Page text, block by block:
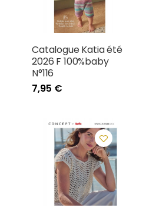
Catalogue Katia été
2026 F 100%baby
N°116
7,95 €